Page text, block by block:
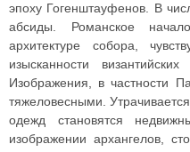
эпоху Гогенштауфенов. В
абсиды. Романское
архитектуре собора,
изысканности
Изображения, в частности
тяжеловесными.
одежд становятся
изображении архангелов,